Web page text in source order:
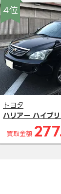
4位
トヨタ
ハリアー ハイブ
買取金額